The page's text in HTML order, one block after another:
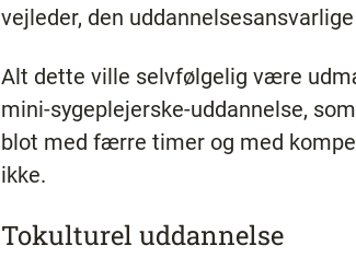
vejleder, den
Alt dette ville selvfølgelig være
mini-sygeplejerske-uddannelse,
blot med færre timer og med
ikke.
Tokulturel uddannelse